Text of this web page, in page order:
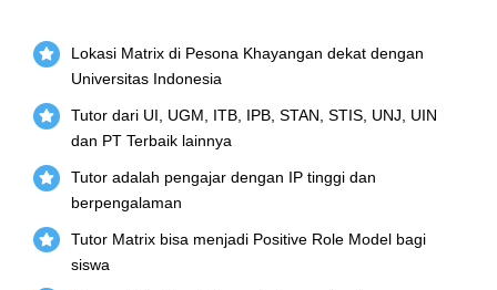
Lokasi Matrix di Pesona Khayangan dekat dengan
Universitas Indonesia
Tutor dari UI, UGM, ITB, IPB, STAN, STIS, UNJ, UIN
dan PT Terbaik lainnya
Tutor adalah pengajar dengan IP tinggi dan
berpengalaman
Tutor Matrix bisa menjadi Positive Role Model bagi
siswa